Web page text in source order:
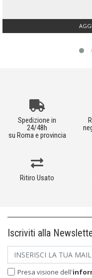
Spedizione in
24/48h
su Roma e provincia
Ritiro Usato
Iscriviti alla
Presa visione dell'